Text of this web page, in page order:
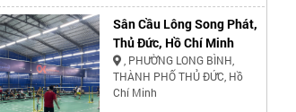
Sân Cầu Lông Song Phát,
Thủ Đức, Hồ Chí Minh
, PHƯỜNG LONG BÌNH,
THÀNH PHỐ THỦ ĐỨC, Hồ
Chí Minh